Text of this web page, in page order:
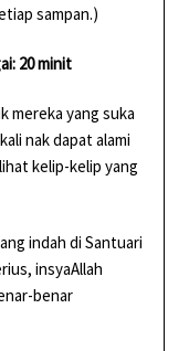
sampan.)
20 minit
mereka yang suka
nak dapat alami
kelip-kelip yang
indah di Santuari
insyaAllah
benar